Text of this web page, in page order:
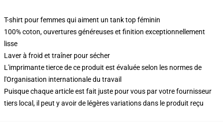
T-shirt pour femmes qui aiment un tank top féminin
100% coton, ouvertures généreuses et finition exceptionnellement
lisse
Laver à froid et traîner pour sécher
L'imprimante tierce de ce produit est évaluée selon les normes de
l'Organisation internationale du travail
Puisque chaque article est fait juste pour vous par votre fournisseur
tiers local, il peut y avoir de légères variations dans le produit reçu